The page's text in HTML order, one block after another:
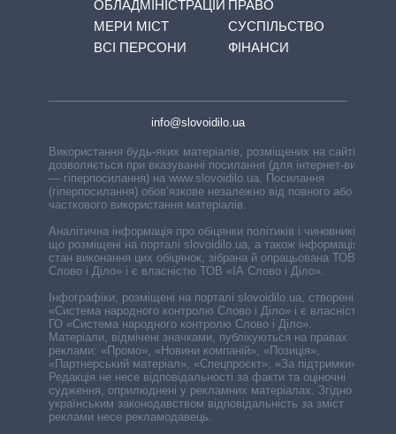
ОБЛАДМІНІСТРАЦІЙ
МЕРИ МІСТ
ВСІ ПЕРСОНИ
ПРАВО
СУСПІЛЬСТВО
ФІНАНСИ
info@slovoidilo.ua
Використання будь-яких матеріалів, розміщених на сайті,
дозволяється при вказуванні посилання (для інтернет-видань
— гіперпосилання) на www.slovoidilo.ua. Посилання
(гіперпосилання) обов’язкове незалежно від повного або
часткового використання матеріалів.
Аналітична інформація про обіцянки політиків і чиновників,
що розміщені на порталі slovoidilo.ua, а також інформація про
стан виконання цих обіцянок, зібрана й опрацьована ТОВ «ІА
Слово і Діло» і є власністю ТОВ «ІА Слово і Діло».
Інфографіки, розміщені на порталі slovoidilo.ua, створені ГО
«Система народного контролю Слово і Діло» і є власністю
ГО «Система народного контролю Слово і Діло».
Матеріали, відмічені значками, публікуються на правах
реклами: «Промо», «Новини компаній», «Позиція»,
«Партнерський матеріал», «Спецпроєкт», «За підтримки».
Редакція не несе відповідальності за факти та оціночні
судження, оприлюднені у рекламних матеріалах. Згідно з
українським законодавством відповідальність за зміст
реклами несе рекламодавець.